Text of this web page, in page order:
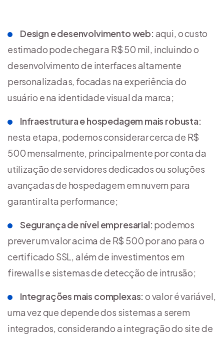
Design e desenvolvimento web: aqui, o custo
estimado pode chegar a R$ 50 mil, incluindo o
desenvolvimento de interfaces altamente
personalizadas, focadas na experiência do
usuário e na identidade visual da marca;
Infraestrutura e hospedagem mais robusta:
nesta etapa, podemos considerar cerca de R$
500 mensalmente, principalmente por conta da
utilização de servidores dedicados ou soluções
avançadas de hospedagem em nuvem para
garantir alta performance;
Segurança de nível empresarial: podemos
prever um valor acima de R$ 500 por ano para o
certificado SSL, além de investimentos em
firewalls e sistemas de detecção de intrusão;
Integrações mais complexas: o valor é variável,
uma vez que depende dos sistemas a serem
integrados, considerando a integração do site de